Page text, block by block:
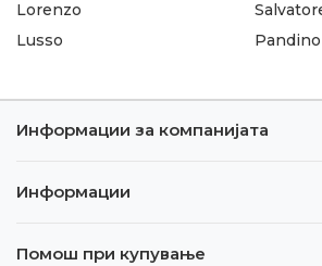
Lorenzo
Lusso
Pandino
Информации за компанијата
Информации
Помош при купување